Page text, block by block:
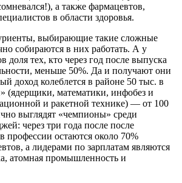
а также фармацевтов,
в области здоровья.
выбирающие такие сложные
собираются в них работать. А у
доля тех, кто через год после выпуска
меньше 50%. Да и получают они
доход колеблется в районе 50 тыс. в
(ядерщики, математики, инфобез и
и ракетной технике) — от 100
выглядят «чемпионы» среди
через три года после после
профессии остаются около 70%
а лидерами по зарплатам являются
атомная промышленность и